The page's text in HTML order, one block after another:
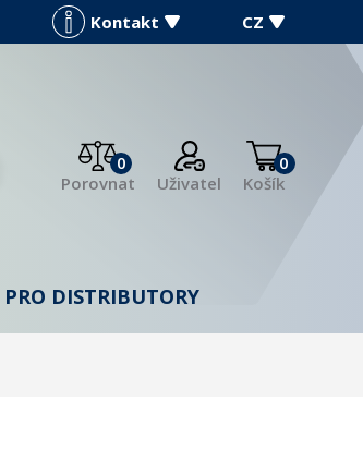
Kontakt CZ
0
Porovnat
Uživatel
0
Košík
DISTRIBUTORY